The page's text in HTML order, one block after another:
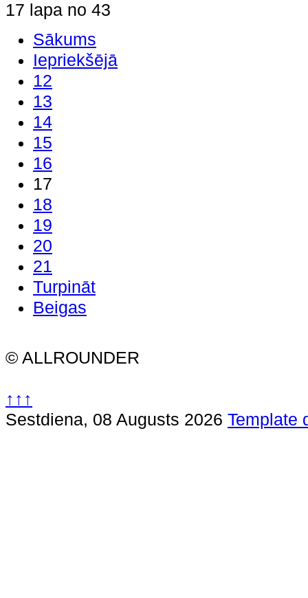
17 lapa no 43
Sākums
Iepriekšējā
12
13
14
15
16
17
18
19
20
21
Turpināt
Beigas
© ALLROUNDER
↑↑↑
Sestdiena, 08 Augusts 2026 Template